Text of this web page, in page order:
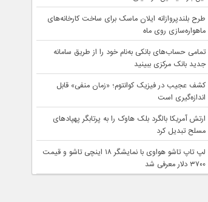
طرح بلندپروازانه ایلان ماسک برای ساخت کارخانه‌های
ماهواره‌سازی روی ماه
تمامی حساب‌های بانکی به‌نام خود را از طریق سامانه
جدید بانک مرکزی ببینید
کشف عجیب در فیزیک کوانتوم؛ «زمان منفی» قابل
اندازه‌گیری است
ارتش آمریکا بالگرد بلک هاوک را به پرتابگر پهپادهای
مسلح تبدیل کرد
لپ تاپ تاشو هواوی با نمایشگر ۱۸ اینچی تاشو و قیمت
۳۷۰۰ دلار معرفی شد